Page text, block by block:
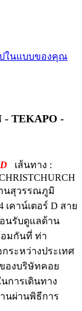
- TEKAPO -
เส้นทาง :
นสุวรรณภูมิ
คาน์เตอร์ D สาย
นรับดูแลด้าน
มกันที่ ท่า
ระหว่างประเทศ
องบริษัทคอย
การเดินทาง
นผ่านพิธีการ